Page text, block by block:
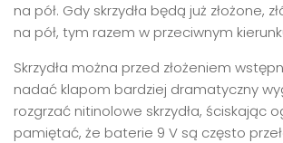
na pół. Gdy skrzydła będą już złożone,
na pół, tym razem w przeciwnym
Skrzydła można przed złożeniem
nadać klapom bardziej dramatyczny
rozgrzać nitinolowe skrzydła, ściskając
pamiętać, że baterie 9 V są często